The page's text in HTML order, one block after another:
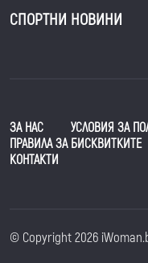
СПОРТНИ НОВИНИ
ЗА НАС
УСЛОВИЯ ЗА
ПРАВИЛА ЗА БИСКВИТКИТЕ
КОНТАКТИ
© Copyright 2026